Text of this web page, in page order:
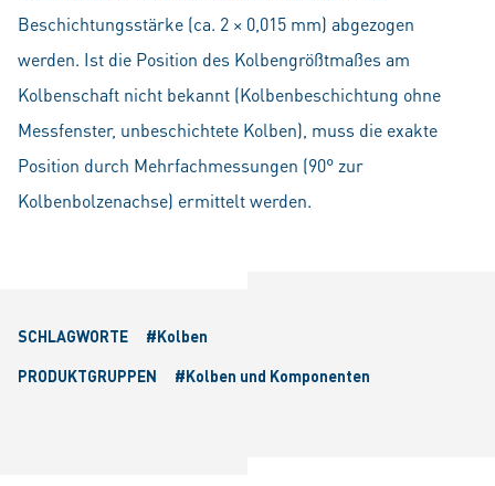
Beschichtungsstärke (ca. 2 × 0,015 mm) abgezogen
werden. Ist die Position des Kolbengrößtmaßes am
Kolbenschaft nicht bekannt (Kolbenbeschichtung ohne
Messfenster, unbeschichtete Kolben), muss die exakte
Position durch Mehrfachmessungen (90° zur
Kolbenbolzenachse) ermittelt werden.
SCHLAGWORTE
#Kolben
PRODUKTGRUPPEN
#Kolben und Komponenten